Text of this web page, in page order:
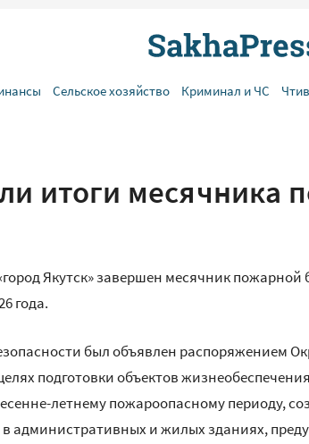
Сельское хозяйство Криминал и ЧС
итоги месячника
Якутск» завершен месячник пожарной
года.
был объявлен распоряжением
подготовки объектов
летнему пожароопасному периоду,
административных и жилых зданиях,